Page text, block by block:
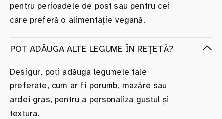
pentru perioadele de post sau pentru cei
care preferă o alimentație vegană.
POT ADĂUGA ALTE LEGUME ÎN REȚETĂ?
Desigur, poți adăuga legumele tale
preferate, cum ar fi porumb, mazăre sau
ardei gras, pentru a personaliza gustul și
textura.